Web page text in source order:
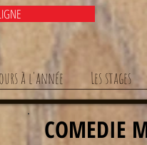
à l'année Les stages
COMEDIE